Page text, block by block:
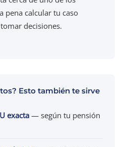
pena calcular tu caso
decisiones.
Esto también te sirve
exacta — según tu pensión